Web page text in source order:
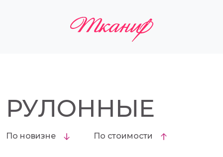
РУЛОННЫЕ
По новизне По стоимости